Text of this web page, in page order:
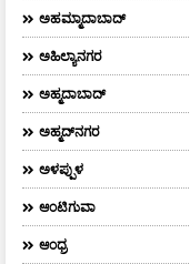
ಅಹಮ್ಮಾದಾಬಾದ್
ಅಹಿಲ್ಯಾನಗರ
ಅಹ್ಮದಾಬಾದ್
ಅಹ್ಮದ್‌ನಗರ
ಅಳಪ್ಪುಳ
ಆಂಟಿಗುವಾ
ಆಂಧ್ರ